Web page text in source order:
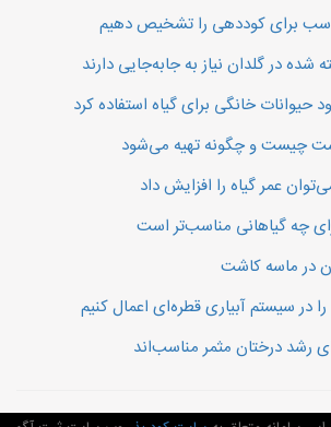
برای کوددهی را تشخیص دهیم
شده در گلدان نیاز به جابه‌جایی دارند
حیوانات خانگی برای گیاه استفاده کرد
چیست و چگونه تهیه می‌شود
عمر گیاه را افزایش داد
چه گیاهانی مناسب‌تر است
در ماسه کاشت
در سیستم آبیاری قطره‌ای اعمال کنیم
رشد درختان مثمر مناسب‌اند